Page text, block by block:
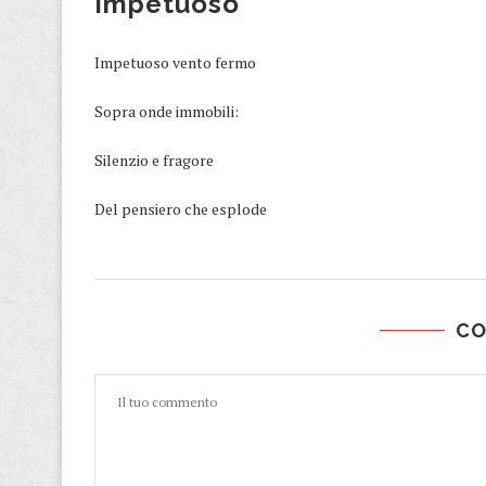
Impetuoso vento fermo
Sopra onde immobili:
Silenzio e fragore
Del pensiero che esplode